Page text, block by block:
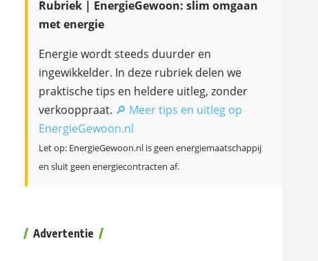
Rubriek | EnergieGewoon: slim omgaan
met energie
Energie wordt steeds duurder en
ingewikkelder. In deze rubriek delen we
praktische tips en heldere uitleg, zonder
verkooppraat. 🔎 Meer tips en uitleg op
EnergieGewoon.nl
Let op: EnergieGewoon.nl is geen energiemaatschappij
en sluit geen energiecontracten af.
Advertentie